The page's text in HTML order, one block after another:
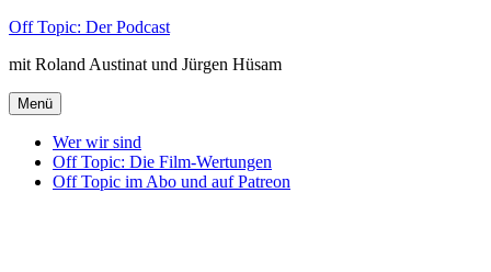
Zum
springen
Off Topic: Der Podcast
mit Roland Austinat und Jürgen Hüsam
Menü
Wer wir sind
Off Topic: Die Film-Wertungen
Off Topic im Abo und auf Patreon